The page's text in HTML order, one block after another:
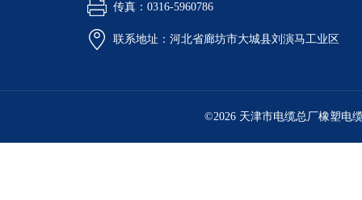
传真：0316-5960786
联系地址：河北省廊坊市大城县刘演马工业区
©2026 天津市电缆总厂橡塑电